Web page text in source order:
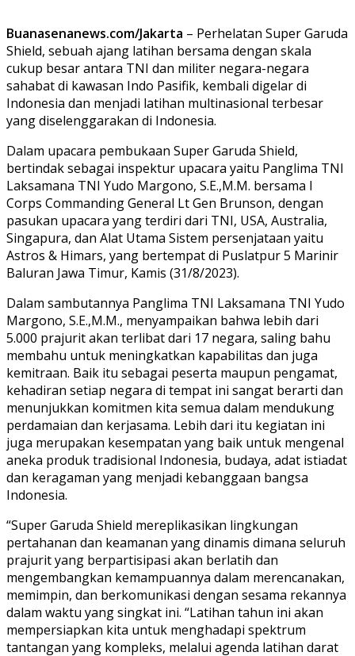
Buanasenanews.com/Jakarta – Perhelatan Super Garuda
Shield, sebuah ajang latihan bersama dengan skala
cukup besar antara TNI dan militer negara-negara
sahabat di kawasan Indo Pasifik, kembali digelar di
Indonesia dan menjadi latihan multinasional terbesar
yang diselenggarakan di Indonesia.
Dalam upacara pembukaan Super Garuda Shield,
bertindak sebagai inspektur upacara yaitu Panglima TNI
Laksamana TNI Yudo Margono, S.E.,M.M. bersama I
Corps Commanding General Lt Gen Brunson, dengan
pasukan upacara yang terdiri dari TNI, USA, Australia,
Singapura, dan Alat Utama Sistem persenjataan yaitu
Astros & Himars, yang bertempat di Puslatpur 5 Marinir
Baluran Jawa Timur, Kamis (31/8/2023).
Dalam sambutannya Panglima TNI Laksamana TNI Yudo
Margono, S.E.,M.M., menyampaikan bahwa lebih dari
5.000 prajurit akan terlibat dari 17 negara, saling bahu
membahu untuk meningkatkan kapabilitas dan juga
kemitraan. Baik itu sebagai peserta maupun pengamat,
kehadiran setiap negara di tempat ini sangat berarti dan
menunjukkan komitmen kita semua dalam mendukung
perdamaian dan kerjasama. Lebih dari itu kegiatan ini
juga merupakan kesempatan yang baik untuk mengenal
aneka produk tradisional Indonesia, budaya, adat istiadat
dan keragaman yang menjadi kebanggaan bangsa
Indonesia.
“Super Garuda Shield mereplikasikan lingkungan
pertahanan dan keamanan yang dinamis dimana seluruh
prajurit yang berpartisipasi akan berlatih dan
mengembangkan kemampuannya dalam merencanakan,
memimpin, dan berkomunikasi dengan sesama rekannya
dalam waktu yang singkat ini. “Latihan tahun ini akan
mempersiapkan kita untuk menghadapi spektrum
tantangan yang kompleks, melalui agenda latihan darat